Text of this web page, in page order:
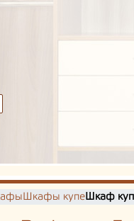
Шкафы купеШкаф